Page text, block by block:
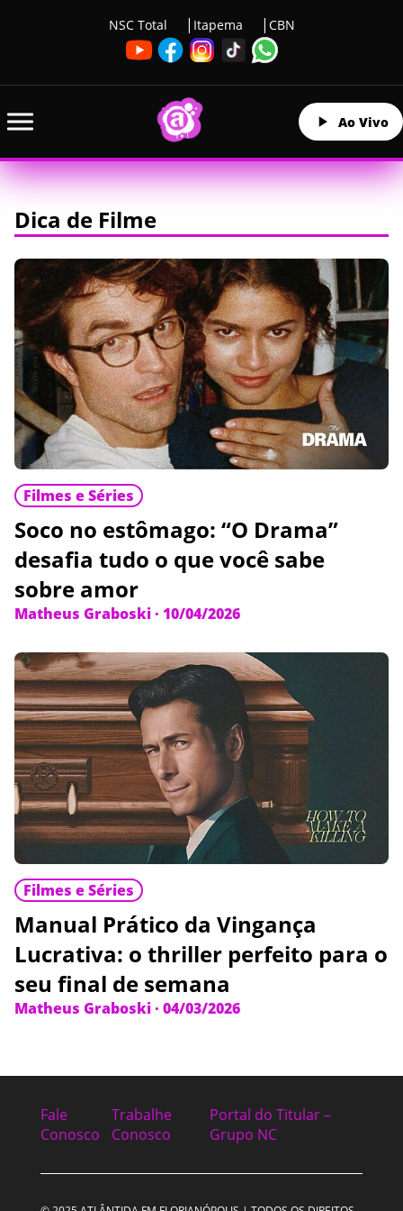
NSC Total Itapema CBN
Ao Vivo
Dica de Filme
Filmes e Séries
Soco no estômago: “O Drama”
desafia tudo o que você sabe
sobre amor
Matheus Graboski· 10/04/2026
Filmes e Séries
Manual Prático da Vingança
Lucrativa: o thriller perfeito para o
seu final de semana
Matheus Graboski· 04/03/2026
Fale
Conosco
Trabalhe
Conosco
Portal do Titular –
Grupo NC